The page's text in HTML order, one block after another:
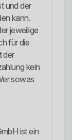
und der
kann.
jeweilige
für die
der
kein
sowas
ist ein